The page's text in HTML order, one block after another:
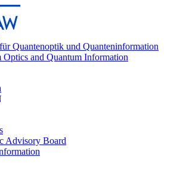
and Quantum Information
Advisory Board